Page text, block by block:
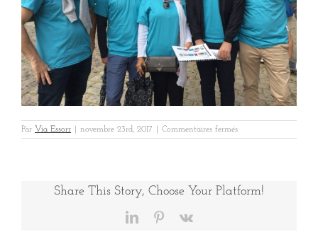
Par Via Essorr novembre 23rd, 2017 Commentaires ferméssur
1
Share This Story, Choose Your Platform!
LinkedInPinterest
Vk